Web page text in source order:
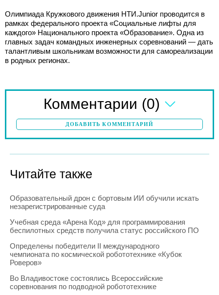
Олимпиада Кружкового движения НТИ.Junior проводится в
рамках федерального проекта «Социальные лифты для
каждого» Национального проекта «Образование». Одна из
главных задач командных инженерных соревнований — дать
талантливым школьникам возможности для самореализации
в родных регионах.
Комментарии (0)
ДОБАВИТЬ КОММЕНТАРИЙ
Читайте также
Образовательный дрон с бортовым ИИ обучили искать
незарегистрированные суда
Учебная среда «Арена Код» для программирования
беспилотных средств получила статус российского ПО
Определены победители II международного
чемпионата по космической робототехнике «Кубок
Роверов»
Во Владивостоке состоялись Всероссийские
соревнования по подводной робототехнике